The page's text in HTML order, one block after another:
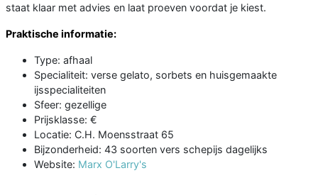
staat klaar met advies en laat proeven voordat je kiest.
Praktische informatie:
Type: afhaal
Specialiteit: verse gelato, sorbets en huisgemaakte
ijsspecialiteiten
Sfeer: gezellige
Prijsklasse: €
Locatie: C.H. Moensstraat 65
Bijzonderheid: 43 soorten vers schepijs dagelijks
Website: Marx O'Larry's